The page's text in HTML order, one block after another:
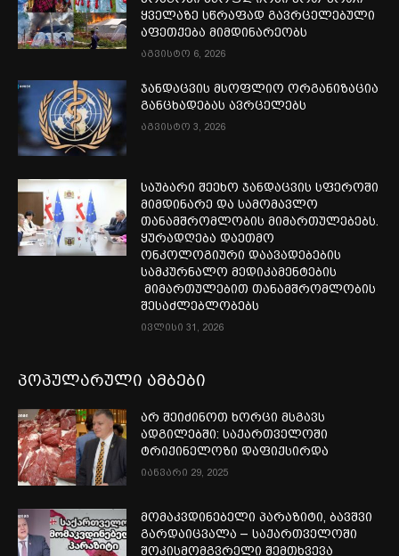
ყველაზე სწრაფად გავრცელებული
აფეთქება მიმდინარეობს
აგვისტო 6, 2026
ჯანდაცვის მსოფლიო ორგანიზაცია
განცხადებას ავრცელებს
აგვისტო 3, 2026
საუბარი შეეხო ჯანდაცვის სფეროში
მიმდინარე და სამომავლო
თანამშრომლობის მიმართულებებს.
ყურადღება დაეთმო
ონკოლოგიური დაავადებების
სამკურნალო მედიკამენტების
მიმართულებით თანამშრომლობის
შესაძლებლობებს
ივლისი 31, 2026
პოპულარული ამბები
არ შეიძინოთ ხორცი მსგავს
ადგილებში: საქართველოში
ტრიქინელოზი დაფიქსირდა
იანვარი 29, 2025
მომაკვდინებელი პარაზიტი, ბავშვი
გარდაიცვალა – საქართველოში
შოკისმომგვრელი შემთხვევა